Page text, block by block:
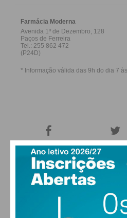
27,0k
Fans
0
Followers
577
Readers